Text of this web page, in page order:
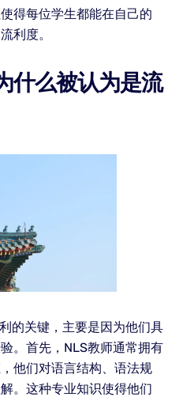
得每位学生都能在自己的
利度。
什么被认为是流
的关键，主要是因为他们具
。首先，NLS教师通常拥有
他们对语言结构、语法规
。这种专业知识使得他们